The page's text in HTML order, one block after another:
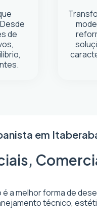
de
em
a melhor forma de
técnico,